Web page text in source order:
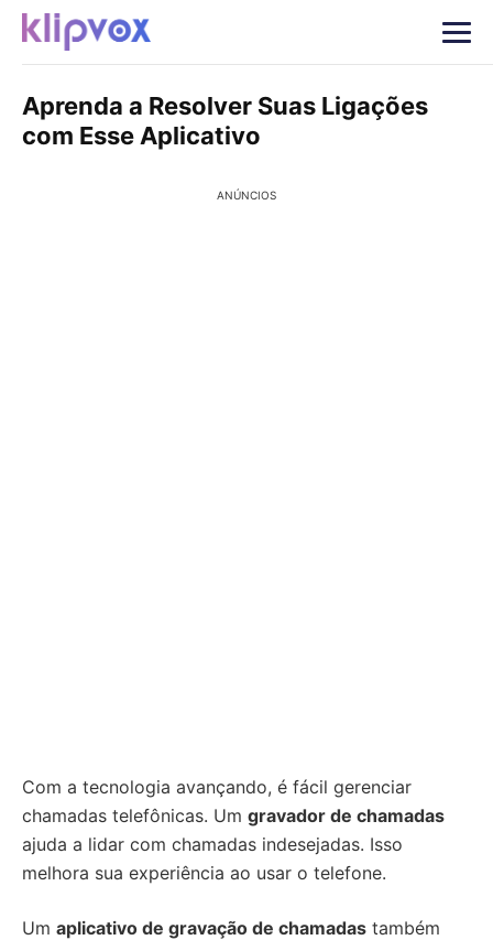
Aprenda a Resolver Suas Ligações
com Esse Aplicativo
ANÚNCIOS
Com a tecnologia avançando, é fácil gerenciar
chamadas telefônicas. Um gravador de chamadas
ajuda a lidar com chamadas indesejadas. Isso
melhora sua experiência ao usar o telefone.
Um aplicativo de gravação de chamadas também